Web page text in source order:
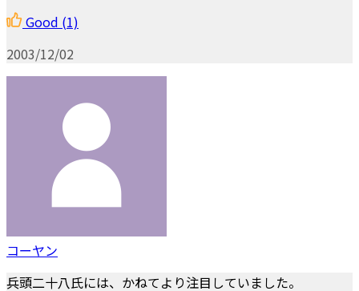
Good (1)
2003/12/02
コーヤン
兵頭二十八氏には、かねてより注目していました。